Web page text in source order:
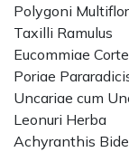
Polygoni
Taxilli Ramulus
Eucommiae
Poriae
Uncariae cum
Leonuri Herba
Achyranthis